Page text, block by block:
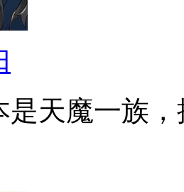
是天魔一族，